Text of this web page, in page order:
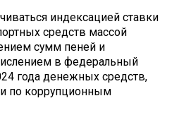
индексацией ставки
средств массой
сумм пеней и
в федеральный
года денежных средств,
по коррупционным